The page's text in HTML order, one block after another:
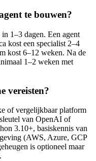
te bouwen?
1–3 dagen. Een agent
kost een specialist 2–4
kost 6–12 weken. Na de
1–2 weken met
vereisten?
of vergelijkbaar platform
van OpenAI of
3.10+, basiskennis van
(AWS, Azure, GCP
is optioneel maar